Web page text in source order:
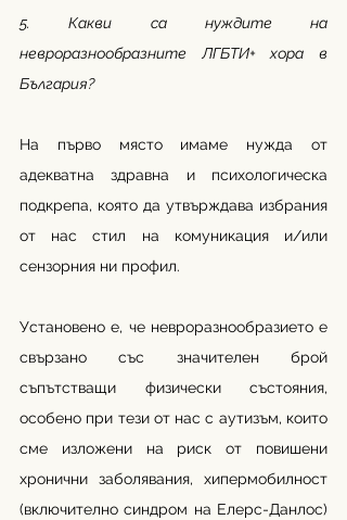
5. Какви са нуждите на
невроразнообразните ЛГБТИ+ хора в
България?
На първо място имаме нужда от
адекватна здравна и психологическа
подкрепа, която да утвърждава избрания
от нас стил на комуникация и/или
сензорния ни профил.
Установено е, че невроразнообразието е
свързано със значителен брой
съпътстващи физически състояния,
особено при тези от нас с аутизъм, които
сме изложени на риск от повишени
хронични заболявания, хипермобилност
(включително синдром на Елерс-Данлос)